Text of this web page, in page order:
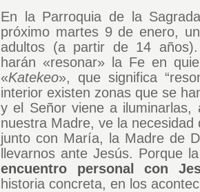
En la Parroquia de la
próximo martes 9 de enero,
adultos (a partir de 14
harán «resonar» la Fe en
«Katekeo», que significa
interior existen zonas que se
y el Señor viene a
nuestra Madre, ve la
junto con María, la Madre de
llevarnos ante Jesús. Porque
encuentro personal con
historia concreta, en los